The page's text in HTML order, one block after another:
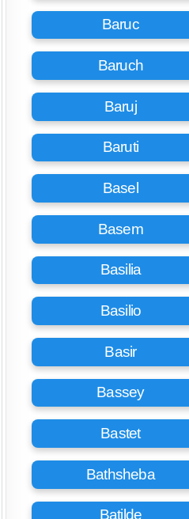
Baruc
Baruch
Baruj
Baruti
Basel
Basem
Basilia
Basilio
Basir
Bassey
Bastet
Bathsheba
Batilde